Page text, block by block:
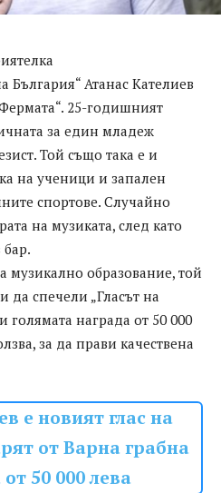
България“ Атанас Кателиев
25-годишният
за един младеж
Той също така е и
на ученици и запален
спортове. Случайно
на музиката, след като
музикално образование, той
да спечели „Гласът на
голямата награда от 50 000
за да прави качествена
е новият глас на
от Варна грабна
50 000 лева